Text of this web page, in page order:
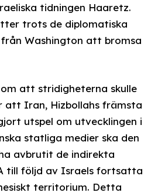
tidningen Haaretz.
trots de diplomatiska
Washington att bromsa
att stridigheterna skulle
att Iran, Hizbollahs främsta
utspel om utvecklingen i
statliga medier ska den
avbrutit de indirekta
till följd av Israels fortsatta
territorium. Detta